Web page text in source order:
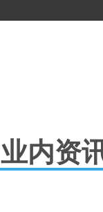
业内资